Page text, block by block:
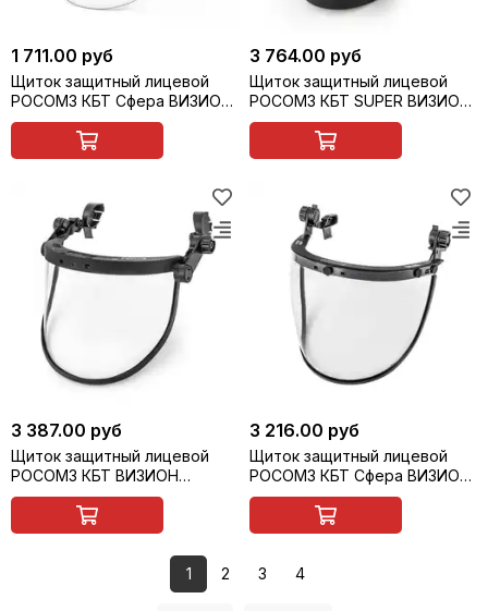
1 711.00 руб
Щиток защитный лицевой
РОСОМЗ КБТ Сфера ВИЗИОН
TITAN RX (с адаптером
ВИЗИОН) с креплением на
каске, арт. 04637
3 764.00 руб
Щиток защитный лицевой
РОСОМЗ КБТ SUPER ВИЗИОН
с креплением на каску, арт.
3 387.00 руб
Щиток защитный лицевой
РОСОМЗ КБТ ВИЗИОН
ENERGO RX с креплением на
каску, арт. 04257
3 216.00 руб
Щиток защитный лицевой
РОСОМЗ КБТ Сфера ВИЗИОН
ENERGO с креплением на
каске, арт. 04737
1 2 3 4